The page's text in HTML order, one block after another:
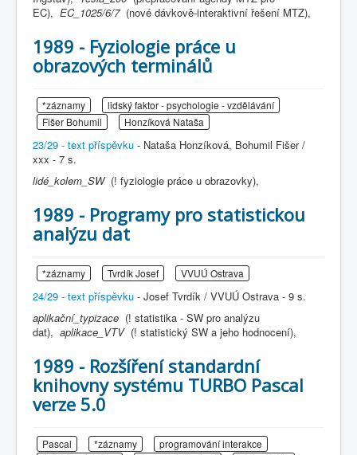
EC), EC_1025/6/7 (nové dávkově-interaktivní řešení MTZ),
1989 - Fyziologie práce u
obrazových terminálů
*záznamy
lidský faktor - psychologie - vzdělávání
Fišer Bohumil
Honzíková Nataša
23/29 - text příspěvku - Nataša Honzíková, Bohumil Fišer /
xxx - 7 s.
lidé_kolem_SW (! fyziologie práce u obrazovky),
1989 - Programy pro statistickou
analýzu dat
*záznamy Tvrdík Josef VVUÚ Ostrava
24/29 - text příspěvku - Josef Tvrdík / VVUÚ Ostrava - 9 s.
aplikační_typizace (! statistika - SW pro analýzu
dat), aplikace_VTV (! statistický SW a jeho hodnocení),
1989 - Rozšíření standardní
knihovny systému TURBO Pascal
verze 5.0
Pascal *záznamy
programování interakce